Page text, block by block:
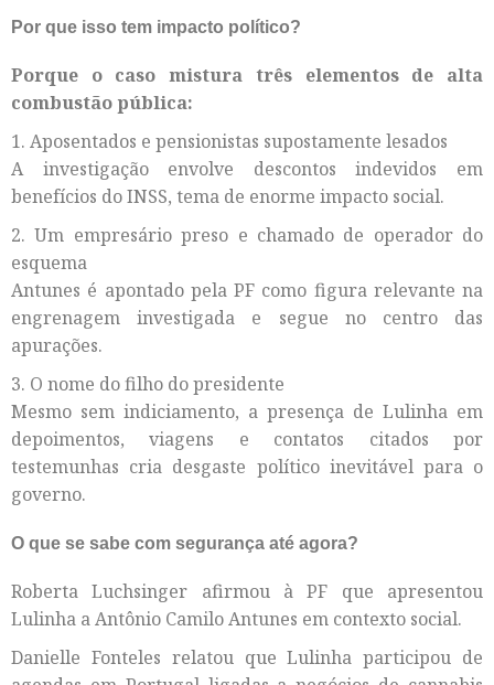
Por que isso tem impacto político?
Porque o caso mistura três elementos de alta
combustão pública:
1. Aposentados e pensionistas supostamente lesados
A investigação envolve descontos indevidos em
benefícios do INSS, tema de enorme impacto social.
2. Um empresário preso e chamado de operador do
esquema
Antunes é apontado pela PF como figura relevante na
engrenagem investigada e segue no centro das
apurações.
3. O nome do filho do presidente
Mesmo sem indiciamento, a presença de Lulinha em
depoimentos, viagens e contatos citados por
testemunhas cria desgaste político inevitável para o
governo.
O que se sabe com segurança até agora?
Roberta Luchsinger afirmou à PF que apresentou
Lulinha a Antônio Camilo Antunes em contexto social.
Danielle Fonteles relatou que Lulinha participou de